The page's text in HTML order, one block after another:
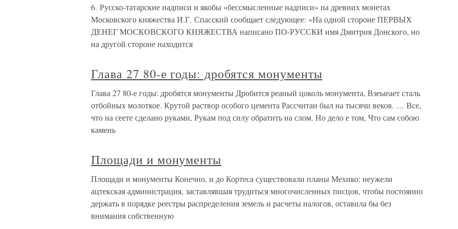
6. Русско-татарские надписи и якобы «бессмысленные надписи» на древних монетах
Московского княжества И.Г. Спасский сообщает следующее: «На одной стороне ПЕРВЫХ
ДЕНЕГ МОСКОВСКОГО КНЯЖЕСТВА написано ПО-РУССКИ имя Дмитрия Донского, но
на другой стороне находится
Глава 27 80-е годы: дробятся монументы
Глава 27 80-е годы: дробятся монументы Дробится реаный цоколь монумента, Взеыеает сталь
отбойных молоткое. Крутой раствор особого цемента Рассчитан был на тысячи веков. … Все,
что на сеете сделано руками, Рукам под силу обратить на слом. Но дело е том, Что сам собою
камень
Площади и монументы
Площади и монументы Конечно, и до Кортеса существовали планы Мехико: неужели
ацтекская администрация, заставлявшая трудиться многочисленных писцов, чтобы постоянно
держать в порядке реестры распределения земель и расчеты налогов, оставила бы без
внимания собственную